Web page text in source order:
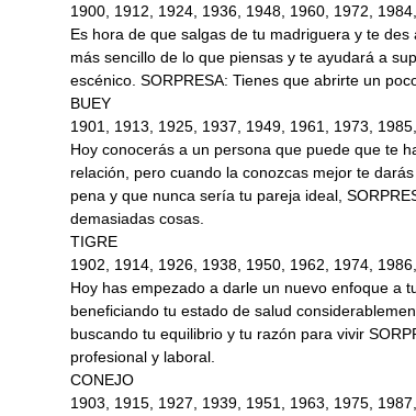
1900, 1912, 1924, 1936, 1948, 1960, 1972,
Es hora de que salgas de tu madriguera y te
más sencillo de lo que piensas y te ayudará a
escénico. SORPRESA: Tienes que abrirte un
BUEY
1901, 1913, 1925, 1937, 1949, 1961, 1973,
Hoy conocerás a un persona que puede que te
relación, pero cuando la conozcas mejor te
pena y que nunca sería tu pareja ideal,
demasiadas cosas.
TIGRE
1902, 1914, 1926, 1938, 1950, 1962, 1974,
Hoy has empezado a darle un nuevo enfoque a
beneficiando tu estado de salud
buscando tu equilibrio y tu razón para vivir
profesional y laboral.
CONEJO
1903, 1915, 1927, 1939, 1951, 1963, 1975,